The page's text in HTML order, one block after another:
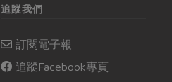
追蹤我們
訂閱電子報
追蹤Facebook專頁